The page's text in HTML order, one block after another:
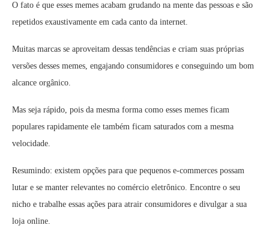
O fato é que esses memes acabam grudando na mente das pessoas e são
repetidos exaustivamente em cada canto da internet.
Muitas marcas se aproveitam dessas tendências e criam suas próprias
versões desses memes, engajando consumidores e conseguindo um bom
alcance orgânico.
Mas seja rápido, pois da mesma forma como esses memes ficam
populares rapidamente ele também ficam saturados com a mesma
velocidade.
Resumindo: existem opções para que pequenos e-commerces possam
lutar e se manter relevantes no comércio eletrônico. Encontre o seu
nicho e trabalhe essas ações para atrair consumidores e divulgar a sua
loja online.